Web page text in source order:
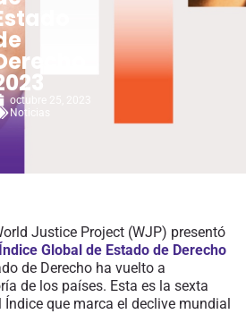
octubre 25, 2023
Noticias
Justice Project (WJP) presentó
Índice Global de Estado de Derecho
de Derecho ha vuelto a
de los países. Esta es la sexta
que marca el declive mundial